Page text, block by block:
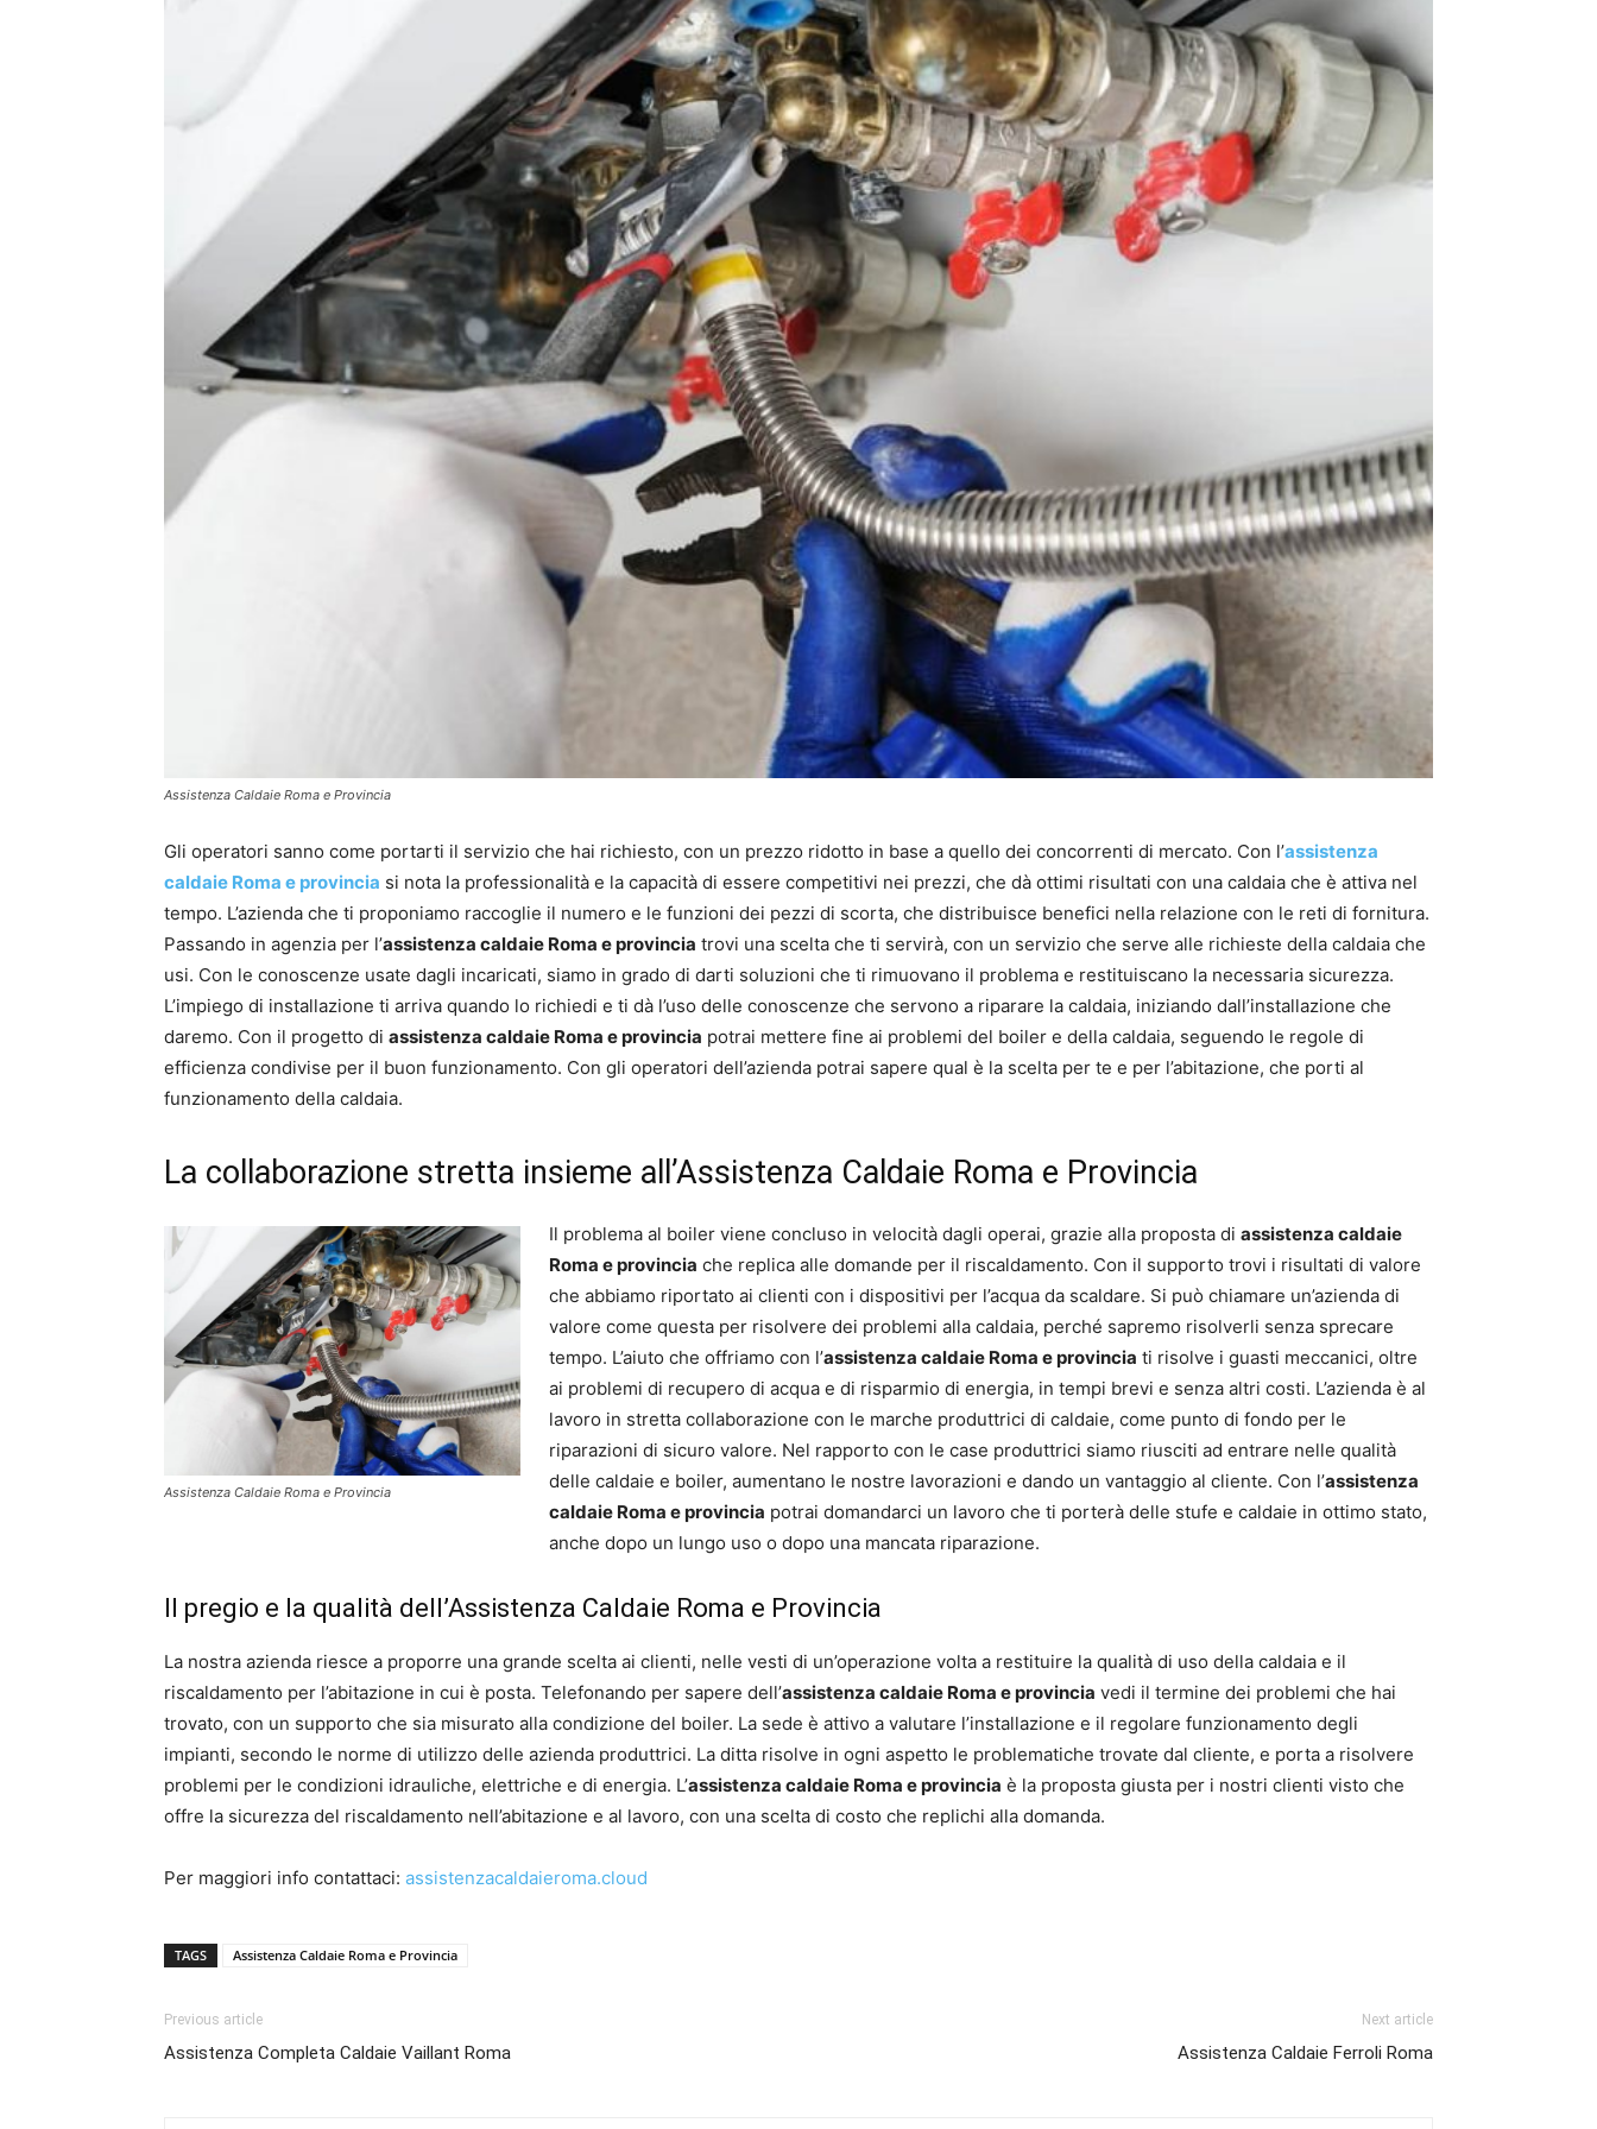
Assistenza Caldaie Roma e Provincia
Gli operatori sanno come portarti il servizio che hai richiesto, con un prezzo ridotto in base a quello dei concorrenti di mercato. Con l’assistenza
caldaie Roma e provincia si nota la professionalità e la capacità di essere competitivi nei prezzi, che dà ottimi risultati con una caldaia che è attiva nel
tempo. L’azienda che ti proponiamo raccoglie il numero e le funzioni dei pezzi di scorta, che distribuisce benefici nella relazione con le reti di fornitura.
Passando in agenzia per l’assistenza caldaie Roma e provincia trovi una scelta che ti servirà, con un servizio che serve alle richieste della caldaia che
usi. Con le conoscenze usate dagli incaricati, siamo in grado di darti soluzioni che ti rimuovano il problema e restituiscano la necessaria sicurezza.
L’impiego di installazione ti arriva quando lo richiedi e ti dà l’uso delle conoscenze che servono a riparare la caldaia, iniziando dall’installazione che
daremo. Con il progetto di assistenza caldaie Roma e provincia potrai mettere fine ai problemi del boiler e della caldaia, seguendo le regole di
efficienza condivise per il buon funzionamento. Con gli operatori dell’azienda potrai sapere qual è la scelta per te e per l’abitazione, che porti al
funzionamento della caldaia.
La collaborazione stretta insieme all’Assistenza Caldaie Roma e Provincia
Assistenza Caldaie Roma e Provincia
Il problema al boiler viene concluso in velocità dagli operai, grazie alla proposta di assistenza caldaie
Roma e provincia che replica alle domande per il riscaldamento. Con il supporto trovi i risultati di valore
che abbiamo riportato ai clienti con i dispositivi per l’acqua da scaldare. Si può chiamare un’azienda di
valore come questa per risolvere dei problemi alla caldaia, perché sapremo risolverli senza sprecare
tempo. L’aiuto che offriamo con l’assistenza caldaie Roma e provincia ti risolve i guasti meccanici, oltre
ai problemi di recupero di acqua e di risparmio di energia, in tempi brevi e senza altri costi. L’azienda è al
lavoro in stretta collaborazione con le marche produttrici di caldaie, come punto di fondo per le
riparazioni di sicuro valore. Nel rapporto con le case produttrici siamo riusciti ad entrare nelle qualità
delle caldaie e boiler, aumentano le nostre lavorazioni e dando un vantaggio al cliente. Con l’assistenza
caldaie Roma e provincia potrai domandarci un lavoro che ti porterà delle stufe e caldaie in ottimo stato,
anche dopo un lungo uso o dopo una mancata riparazione.
Il pregio e la qualità dell’Assistenza Caldaie Roma e Provincia
La nostra azienda riesce a proporre una grande scelta ai clienti, nelle vesti di un’operazione volta a restituire la qualità di uso della caldaia e il
riscaldamento per l’abitazione in cui è posta. Telefonando per sapere dell’assistenza caldaie Roma e provincia vedi il termine dei problemi che hai
trovato, con un supporto che sia misurato alla condizione del boiler. La sede è attivo a valutare l’installazione e il regolare funzionamento degli
impianti, secondo le norme di utilizzo delle azienda produttrici. La ditta risolve in ogni aspetto le problematiche trovate dal cliente, e porta a risolvere
problemi per le condizioni idrauliche, elettriche e di energia. L’assistenza caldaie Roma e provincia è la proposta giusta per i nostri clienti visto che
offre la sicurezza del riscaldamento nell’abitazione e al lavoro, con una scelta di costo che replichi alla domanda.
Per maggiori info contattaci: assistenzacaldaieroma.cloud
TAGS Assistenza Caldaie Roma e Provincia
Previous article
Assistenza Completa Caldaie Vaillant Roma
Next article
Assistenza Caldaie Ferroli Roma